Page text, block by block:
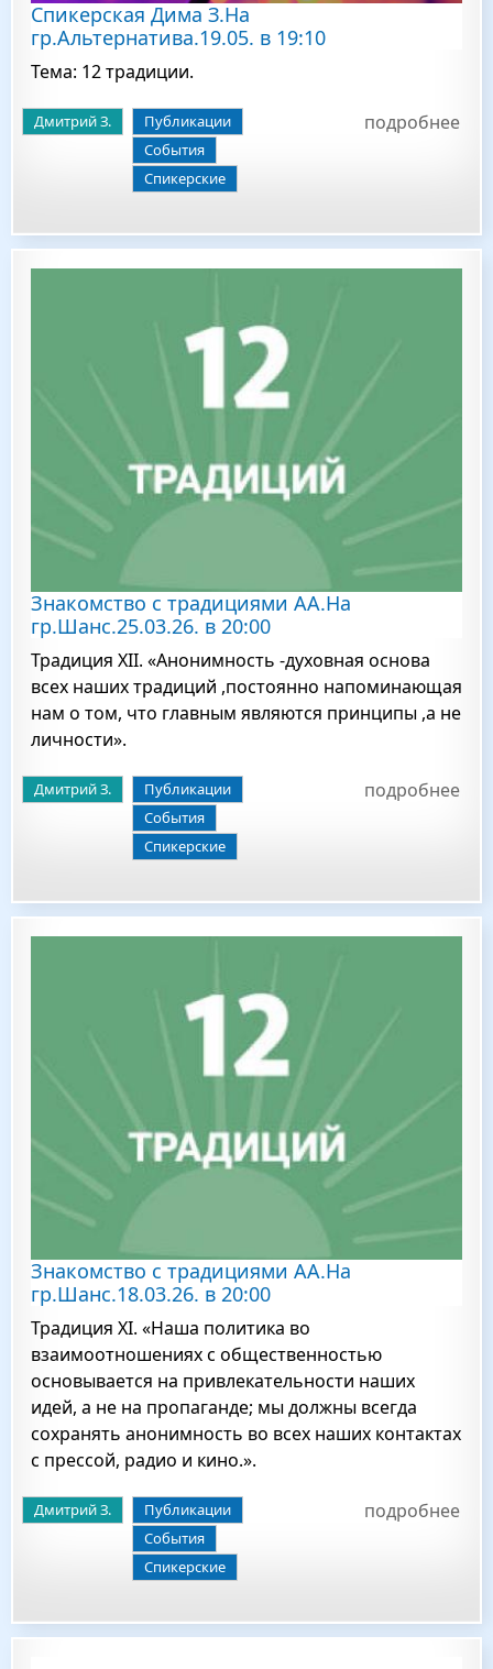
Спикерская Дима З.На
гр.Альтернатива.19.05. в 19:10
Тема: 12 традиции.
Дмитрий З.
Публикации
События
Спикерские
подробнее
Знакомство с традициями АА.На
гр.Шанс.25.03.26. в 20:00
Традиция XII. «Анонимность -духовная основа
всех наших традиций ,постоянно напоминающая
нам о том, что главным являются принципы ,а не
личности».
Дмитрий З.
Публикации
События
Спикерские
подробнее
Знакомство с традициями АА.На
гр.Шанс.18.03.26. в 20:00
Традиция XI. «Наша политика во
взаимоотношениях с общественностью
основывается на привлекательности наших
идей, а не на пропаганде; мы должны всегда
сохранять анонимность во всех наших контактах
с прессой, радио и кино.».
Дмитрий З.
Публикации
События
Спикерские
подробнее